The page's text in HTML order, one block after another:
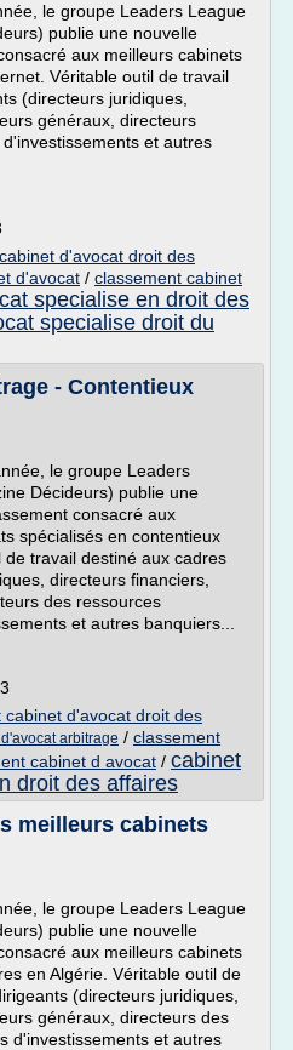
le groupe Leaders League
publie une nouvelle
aux meilleurs cabinets
Véritable outil de travail
(directeurs juridiques,
généraux, directeurs
et autres
d'avocat droit des
d'avocat / classement cabinet
specialise en droit des
specialise droit du
- Contentieux
le groupe Leaders
Décideurs) publie une
consacré aux
spécialisés en contentieux
travail destiné aux cadres
directeurs financiers,
des ressources
et autres banquiers...
cabinet d'avocat droit des
arbitrage / classement
cabinet d avocat / cabinet
droit des affaires
meilleurs cabinets
le groupe Leaders League
publie une nouvelle
aux meilleurs cabinets
en Algérie. Véritable outil de
(directeurs juridiques,
généraux, directeurs des
d'investissements et autres